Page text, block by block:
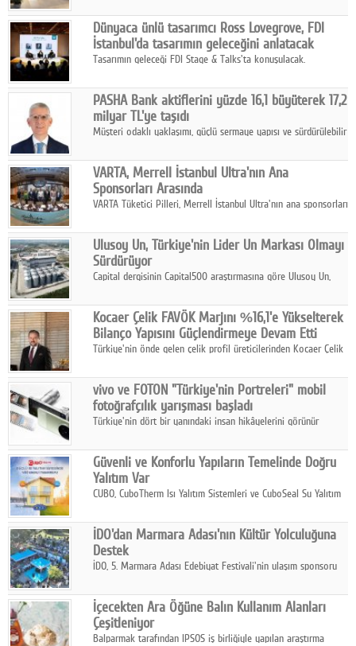
Google Plus
© 2026 TÜM HAKLARI SAKLIDIR
ortaklığıyla özel bir davete ev sahipliği yaptı.
Dünyaca ünlü tasarımcı Ross Lovegrove, FDI
İstanbul'da tasarımın geleceğini anlatacak
Tasarımın geleceği FDI Stage & Talks'ta konuşulacak.
PASHA Bank aktiflerini yüzde 16,1 büyüterek 17,2
milyar TL'ye taşıdı
Müşteri odaklı yaklaşımı, güçlü sermaye yapısı ve sürdürülebilir
yılının ilk yarısında güçlü finansal performansını korudu.
VARTA, Merrell İstanbul Ultra'nın Ana
Sponsorları Arasında
VARTA Tüketici Pilleri, Merrell İstanbul Ultra'nın ana sponsorları
enerjisine güç katıyor.
Ulusoy Un, Türkiye'nin Lider Un Markası Olmayı
Sürdürüyor
Capital dergisinin Capital500 araştırmasına göre Ulusoy Un,
hasılatıyla Türkiye'nin en büyük 83. firması oldu.
Kocaer Çelik FAVÖK Marjını %16,1'e Yükselterek
Bilanço Yapısını Güçlendirmeye Devam Etti
Türkiye'nin önde gelen çelik profil üreticilerinden Kocaer Çelik
Çelik FAVÖK Marjını %16,1'e yükseltti.
vivo ve FOTON "Türkiye'nin Portreleri" mobil
fotoğrafçılık yarışması başladı
Türkiye'nin dört bir yanındaki insan hikâyelerini görünür
insanını, kültürünü ve yaşamını portre fotoğraflarıyla
anlatmaya davet ediyor.
Güvenli ve Konforlu Yapıların Temelinde Doğru
Yalıtım Var
CUBO, CuboTherm Isı Yalıtım Sistemleri ve CuboSeal Su Yalıtım
ve sürdürülebilir çözümler sunuyor.
İDO'dan Marmara Adası'nın Kültür Yolculuğuna
Destek
İDO, 5. Marmara Adası Edebiyat Festivali'nin ulaşım sponsoru
ettiriyor.
İçecekten Ara Öğüne Balın Kullanım Alanları
Çeşitleniyor
Balparmak tarafından IPSOS iş birliğiyle yapılan araştırma